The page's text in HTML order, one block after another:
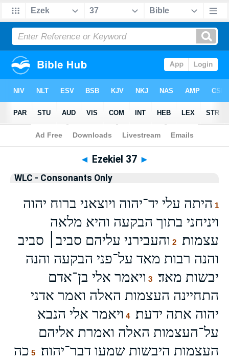
Bible >WLCO> Ezekiel 37
◄ Ezekiel 37 ►
WLC - Consonants Only
1 היתה עלי יד־יהוה ויוצאני ברוח יהוה
ויניחני בתוך הבקעה והיא מלאה
עצמות׃
2 והעבירני עליהם סביב׀ סביב
והנה רבות מאד על־פני הבקעה והנה
יבשות מאד׃
3 ויאמר אלי בן־אדם
התחיינה העצמות האלה ואמר אדני
יהוה אתה ידעת׃
4 ויאמר אלי הנבא
על־העצמות האלה ואמרת אליהם
העצמות היבשות שמעו דבר־יהוה׃
5 כה